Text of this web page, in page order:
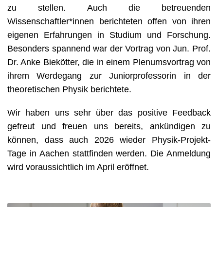
zu stellen. Auch die betreuenden
Wissenschaftler*innen berichteten offen von ihren
eigenen Erfahrungen in Studium und Forschung.
Besonders spannend war der Vortrag von Jun. Prof.
Dr. Anke Biekötter, die in einem Plenumsvortrag von
ihrem Werdegang zur Juniorprofessorin in der
theoretischen Physik berichtete.
Wir haben uns sehr über das positive Feedback
gefreut und freuen uns bereits, ankündigen zu
können, dass auch 2026 wieder Physik-Projekt-
Tage in Aachen stattfinden werden. Die Anmeldung